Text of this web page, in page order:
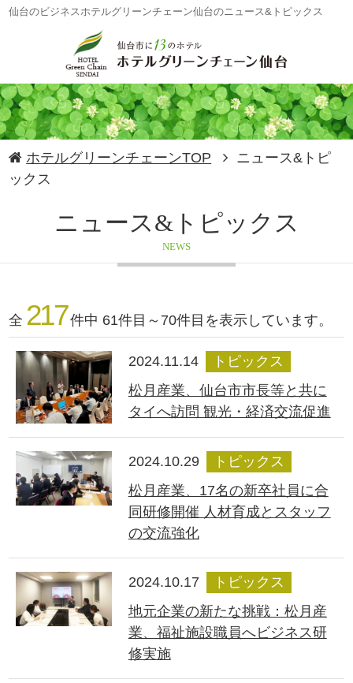
仙台のビジネスホテルグリーンチェーン仙台のニュース&トピックス
ホテルグリーンチェーンTOP
ニュース&トピ
ックス
ニュース&トピックス
NEWS
全 217 件中 61件目～70件目を表示しています。
2024.11.14
トピックス
松月産業、仙台市市長等と共に
タイへ訪問 観光・経済交流促進
2024.10.29
トピックス
松月産業、17名の新卒社員に合
同研修開催 人材育成とスタッフ
の交流強化
2024.10.17
トピックス
地元企業の新たな挑戦：松月産
業、福祉施設職員へビジネス研
修実施